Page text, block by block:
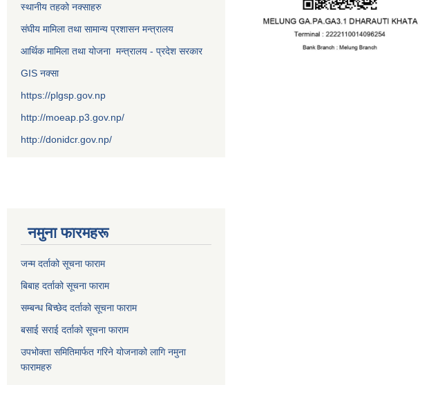
स्थानीय तहको नक्साहरु
संघीय मामिला तथा सामान्य प्रशासन मन्त्रालय
आर्थिक मामिला तथा योजना मन्त्रालय - प्रदेश सरकार
GIS नक्सा
https://plgsp.gov.np
http://moeap.p3.gov.np/
http://donidcr.gov.np/
नमुना फारमहरू
जन्म दर्ताको सूचना फाराम
बिबाह दर्ताको सूचना फाराम
सम्बन्ध बिच्छेद दर्ताको सूचना फाराम
बसाई सराई दर्ताको सूचना फाराम
उपभोक्ता समितिमार्फत गरिने योजनाको लागि नमुना
फारामहरु